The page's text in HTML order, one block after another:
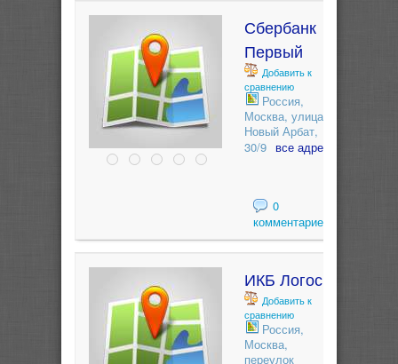
Сбербанк
Первый
Добавить к
сравнению
Россия,
Москва, улица
Новый Арбат,
30/9 все адреса
0
комментариев
ИКБ Логос
Добавить к
сравнению
Россия,
Москва,
переулок